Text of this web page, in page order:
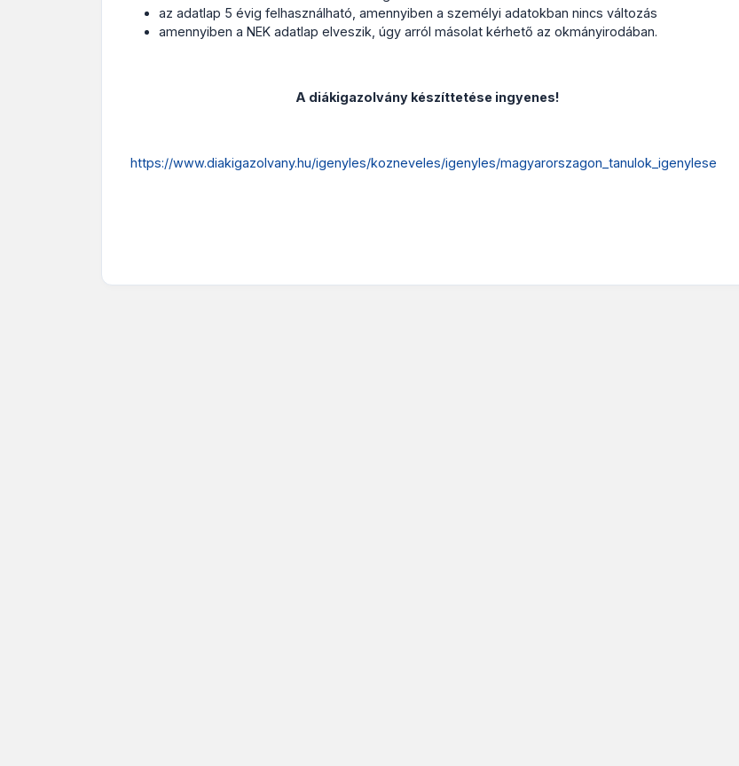
az adatlap 5 évig felhasználható, amennyiben a személyi adatokban nincs változás
amennyiben a NEK adatlap elveszik, úgy arról másolat kérhető az okmányirodában.
A diákigazolvány készíttetése ingyenes!
https://www.diakigazolvany.hu/igenyles/kozneveles/igenyles/magyarorszagon_tanulok_igenylese